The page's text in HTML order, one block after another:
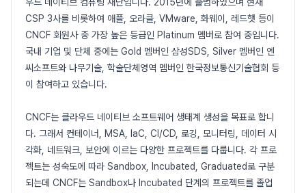
CSP 3사를 비롯하여 애플, 오라클, VMware, 화웨이, 레드햇 등이
CNCF 회원사 중 가장 높은 등급인 Platinum 멤버로 참여 중입니다.
국내 기업 및 단체 중에는 Gold 멤버인 삼성SDS, Silver 멤버인 엔
씨소프트와 나무기술, 학술단체영역 멤버인 한국정보통신기술협회 등
이 참여하고 있습니다.
CNCF는 클라우드 네이티브 소프트웨어 생태계 생성을 목표로 합니
다. 그래서 컨테이너, MSA, IaC, CI/CD, 로깅, 모니터링, 데이터 시
각화, 네트워크, 보안에 이르는 다양한 프로젝트를 다룹니다. 각 프로
젝트는 성숙도에 따라 Sandbox, Incubated, Graduated로 구분
되는데 CNCF는 Sandbox나 Incubated 단계의 프로젝트를 졸업